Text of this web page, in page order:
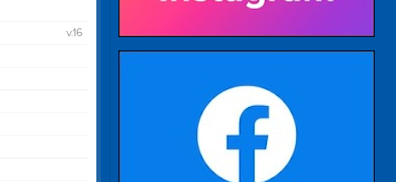
v.16